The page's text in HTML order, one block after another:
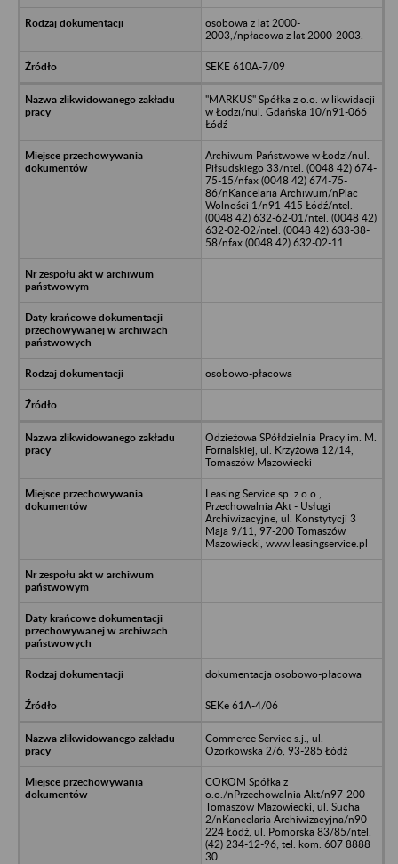
osobowa z lat 2000-
2003,/npłacowa z lat 2000-2003.
SEKE 610A-7/09
"MARKUS" Spółka z o.o. w likwidacji
w Łodzi/nul. Gdańska 10/n91-066
Łódź
Archiwum Państwowe w Łodzi/nul.
Piłsudskiego 33/ntel. (0048 42) 674-
75-15/nfax (0048 42) 674-75-
86/nKancelaria Archiwum/nPlac
Wolności 1/n91-415 Łódź/ntel.
(0048 42) 632-62-01/ntel. (0048 42)
632-02-02/ntel. (0048 42) 633-38-
58/nfax (0048 42) 632-02-11
osobowo-płacowa
Odzieżowa SPółdzielnia Pracy im. M.
Fornalskiej, ul. Krzyżowa 12/14,
Tomaszów Mazowiecki
Leasing Service sp. z o.o.,
Przechowalnia Akt - Usługi
Archiwizacyjne, ul. Konstytycji 3
Maja 9/11, 97-200 Tomaszów
Mazowiecki, www.leasingservice.pl
dokumentacja osobowo-płacowa
SEKe 61A-4/06
Commerce Service s.j., ul.
Ozorkowska 2/6, 93-285 Łódź
COKOM Spółka z
o.o./nPrzechowalnia Akt/n97-200
Tomaszów Mazowiecki, ul. Sucha
2/nKancelaria Archiwizacyjna/n90-
224 Łódź, ul. Pomorska 83/85/ntel.
(42) 234-12-96; tel. kom. 607 8888
30